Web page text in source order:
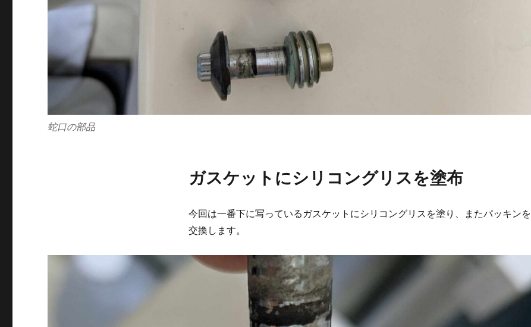
蛇口の部品
ガスケットにシリコングリスを塗布
今回は一番下に写っているガスケットにシリコングリスを塗り、またパッキンを
交換します。